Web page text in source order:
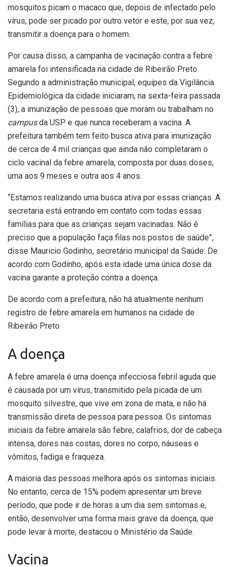
mosquitos picam o macaco que, depois de infectado pelo
vírus, pode ser picado por outro vetor e este, por sua vez,
transmitir a doença para o homem.
Por causa disso, a campanha de vacinação contra a febre
amarela foi intensificada na cidade de Ribeirão Preto.
Segundo a administração municipal, equipes da Vigilância
Epidemiológica da cidade iniciaram, na sexta-feira passada
(3), a imunização de pessoas que moram ou trabalham no
campusda USP e que nunca receberam a vacina. A
prefeitura também tem feito busca ativa para imunização
de cerca de 4 mil crianças que ainda não completaram o
ciclo vacinal da febre amarela, composta por duas doses,
uma aos 9 meses e outra aos 4 anos.
“Estamos realizando uma busca ativa por essas crianças. A
secretaria está entrando em contato com todas essas
famílias para que as crianças sejam vacinadas. Não é
preciso que a população faça filas nos postos de saúde”,
disse Mauricio Godinho, secretário municipal da Saúde. De
acordo com Godinho, após esta idade uma única dose da
vacina garante a proteção contra a doença.
De acordo com a prefeitura, não há atualmente nenhum
registro de febre amarela em humanos na cidade de
Ribeirão Preto.
A doença
A febre amarela é uma doença infecciosa febril aguda que
é causada por um vírus, transmitido pela picada de um
mosquito silvestre, que vive em zona de mata, e não há
transmissão direta de pessoa para pessoa. Os sintomas
iniciais da febre amarela são febre, calafrios, dor de cabeça
intensa, dores nas costas, dores no corpo, náuseas e
vômitos, fadiga e fraqueza.
A maioria das pessoas melhora após os sintomas iniciais.
No entanto, cerca de 15% podem apresentar um breve
período, que pode ir de horas a um dia sem sintomas e,
então, desenvolver uma forma mais grave da doença, que
pode levar à morte, destacou o Ministério da Saúde.
Vacina